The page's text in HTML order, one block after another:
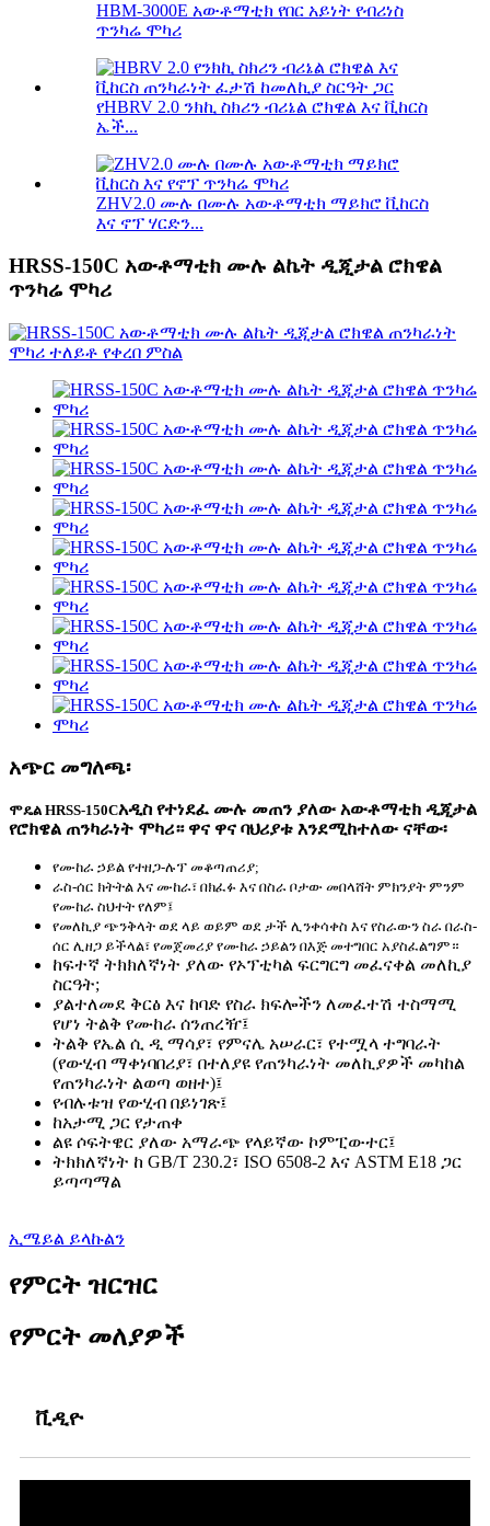
HBM-3000E አውቶማቲክ የበር አይነት የብሪነስ
ጥንካሬ ሞካሪ
የHBRV 2.0 ንክኪ ስክሪን ብሪኔል ሮክዌል እና ቪከርስ
ኤች...
ZHV2.0 ሙሉ በሙሉ አውቶማቲክ ማይክሮ ቪከርስ
እና ኖፕ ሃርድን...
HRSS-150C አውቶማቲክ ሙሉ ልኬት ዲጂታል ሮክዌል
ጥንካሬ ሞካሪ
አጭር መግለጫ፡
ሞዴል HRSS-150Cአዲስ የተነደፈ ሙሉ መጠን ያለው አውቶማቲክ ዲጂታል
የሮክዌል ጠንካራነት ሞካሪ። ዋና ዋና ባህሪያቱ እንደሚከተለው ናቸው፡
የሙከራ ኃይል የተዘጋ-ሉፕ መቆጣጠሪያ;
ራስ-ሰር ክትትል እና ሙከራ፣ በክፈፉ እና በስራ ቦታው መበላሸት ምክንያት ምንም
የሙከራ ስህተት የለም፤
የመለኪያ ጭንቅላት ወደ ላይ ወይም ወደ ታች ሊንቀሳቀስ እና የስራውን ስራ በራስ-
ሰር ሊዘጋ ይችላል፣ የመጀመሪያ የሙከራ ኃይልን በእጅ መተግበር አያስፈልግም።
ከፍተኛ ትክክለኛነት ያለው የኦፕቲካል ፍርግርግ መፈናቀል መለኪያ
ስርዓት;
ያልተለመደ ቅርፅ እና ከባድ የስራ ክፍሎችን ለመፈተሽ ተስማሚ
የሆነ ትልቅ የሙከራ ሰንጠረዥ፤
ትልቅ የኤል ሲ ዲ ማሳያ፣ የምናሌ አሠራር፣ የተሟላ ተግባራት
(የውሂብ ማቀነባበሪያ፣ በተለያዩ የጠንካራነት መለኪያዎች መካከል
የጠንካራነት ልወጣ ወዘተ)፤
የብሉቱዝ የውሂብ በይነገጽ፤
ከአታሚ ጋር የታጠቀ
ልዩ ሶፍትዌር ያለው አማራጭ የላይኛው ኮምፒውተር፤
ትክክለኛነት ከ GB/T 230.2፣ ISO 6508-2 እና ASTM E18 ጋር
ይጣጣማል
ኢሜይል ይላኩልን
የምርት ዝርዝር
የምርት መለያዎች
ቪዲዮ